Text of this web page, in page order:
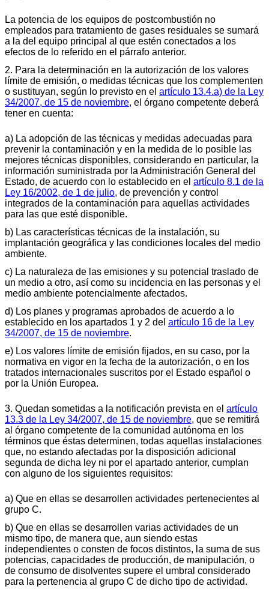
La potencia de los equipos de postcombustión no
empleados para tratamiento de gases residuales se sumará
a la del equipo principal al que estén conectados a los
efectos de lo referido en el párrafo anterior.
2. Para la determinación en la autorización de los valores
límite de emisión, o medidas técnicas que los complementen
o sustituyan, según lo previsto en el artículo 13.4.a) de la Ley
34/2007, de 15 de noviembre, el órgano competente deberá
tener en cuenta:
a) La adopción de las técnicas y medidas adecuadas para
prevenir la contaminación y en la medida de lo posible las
mejores técnicas disponibles, considerando en particular, la
información suministrada por la Administración General del
Estado, de acuerdo con lo establecido en el artículo 8.1 de la
Ley 16/2002, de 1 de julio, de prevención y control
integrados de la contaminación para aquellas actividades
para las que esté disponible.
b) Las características técnicas de la instalación, su
implantación geográfica y las condiciones locales del medio
ambiente.
c) La naturaleza de las emisiones y su potencial traslado de
un medio a otro, así como su incidencia en las personas y el
medio ambiente potencialmente afectados.
d) Los planes y programas aprobados de acuerdo a lo
establecido en los apartados 1 y 2 del artículo 16 de la Ley
34/2007, de 15 de noviembre.
e) Los valores límite de emisión fijados, en su caso, por la
normativa en vigor en la fecha de la autorización, o en los
tratados internacionales suscritos por el Estado español o
por la Unión Europea.
3. Quedan sometidas a la notificación prevista en el artículo
13.3 de la Ley 34/2007, de 15 de noviembre, que se remitirá
al órgano competente de la comunidad autónoma en los
términos que éstas determinen, todas aquellas instalaciones
que, no estando afectadas por la disposición adicional
segunda de dicha ley ni por el apartado anterior, cumplan
con alguno de los siguientes requisitos:
a) Que en ellas se desarrollen actividades pertenecientes al
grupo C.
b) Que en ellas se desarrollen varias actividades de un
mismo tipo, de manera que, aun siendo estas
independientes o consten de focos distintos, la suma de sus
potencias, capacidades de producción, de manipulación, o
de consumo de disolventes supere el umbral considerado
para la pertenencia al grupo C de dicho tipo de actividad.